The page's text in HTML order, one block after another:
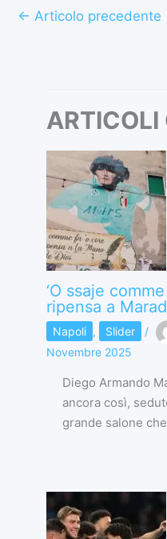
← Articolo precedente
ARTICOLI
‘O ssaje
ripensa a
Napoli , Slider /
Novembre 2025
Diego Armando
ancora così,
grande salone